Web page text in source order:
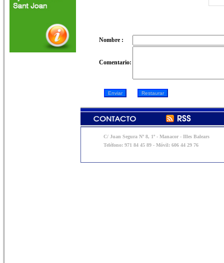
Nombre :
Comentario:
C/ Juan Segura Nº 8, 1º - Manacor - Illes Balears
Teléfono: 971 84 45 89 - Móvil: 606 44 29 76